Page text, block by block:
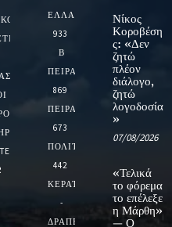
ΕΛΛΑΔΑ
933
Β
ΠΕΙΡΑΙΑ
869
ΠΕΙΡΑΙΑΣ
673
ΠΟΛΙΤΙΚΗ
442
ΚΕΡΑΤΣΙΝΙ
-
ΔΡΑΠΕΤΣΩΝΑ
Νίκος
Κοροβέση
ς: «Δεν
ζητώ
πλέον
διάλογο,
ζητώ
λογοδοσία
»
07/08/2026
«Τελικά
το φόρεμα
το επέλεξε
η Μάρθη»
— Ο